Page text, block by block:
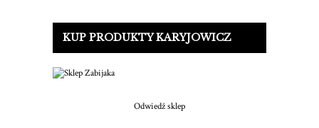
KUP PRODUKTY KARYJOWICZ
Odwiedź sklep